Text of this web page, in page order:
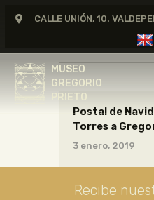
CALLE UNIÓN, 10.
MUSEO
GREGORIO
PRIETO
GREGORIO
CERTAMEN
Postal de
Torres a
3 enero, 2019
Recibe